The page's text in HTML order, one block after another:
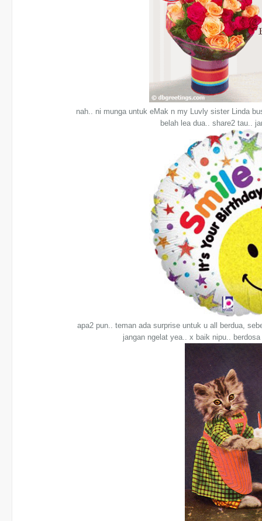
nah.. ni munga untuk eMak n my Luvly sister Linda
belah lea dua.. share2 tau..
apa2 pun.. teman ada surprise untuk u all berdua,
jangan ngelat yea.. x baik nipu..